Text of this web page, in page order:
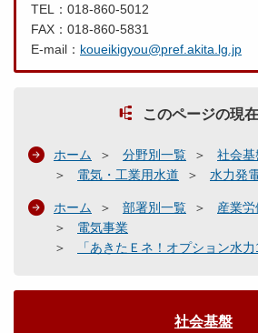
TEL：018-860-5012
FAX：018-860-5831
E-mail： koueikigyou@pref.akita.lg.jp
このページの現
ホーム 分野別一覧
社会基
電気・工業用水道
水力発
ホーム 部署別一覧 産業
電気事業
「あきたＥネ！オプション水
社会基盤